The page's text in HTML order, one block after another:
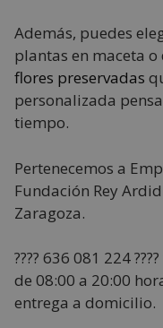
Además, puedes
plantas en maceta
flores preservadas
personalizada
tiempo.
Pertenecemos a
Fundación Rey
Zaragoza.
???? 636 081 224
de 08:00 a 20:00
entrega a domicilio.